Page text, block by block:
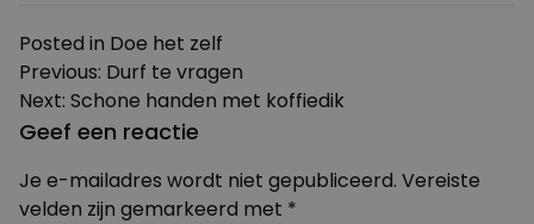
Posted in Doe het zelf
Bericht
navigatie
Previous: Durf te vragen
Next: Schone handen met koffiedik
Geef een reactie
Je e-mailadres wordt niet gepubliceerd. Vereiste
velden zijn gemarkeerd met *